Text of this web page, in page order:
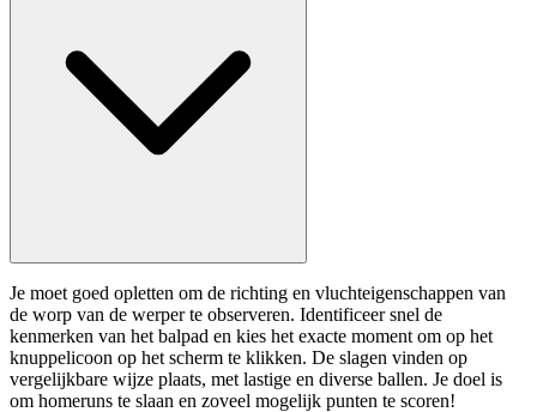
Je moet goed opletten om de richting en vluchteigenschappen van
de worp van de werper te observeren. Identificeer snel de
kenmerken van het balpad en kies het exacte moment om op het
knuppelicoon op het scherm te klikken. De slagen vinden op
vergelijkbare wijze plaats, met lastige en diverse ballen. Je doel is
om homeruns te slaan en zoveel mogelijk punten te scoren!